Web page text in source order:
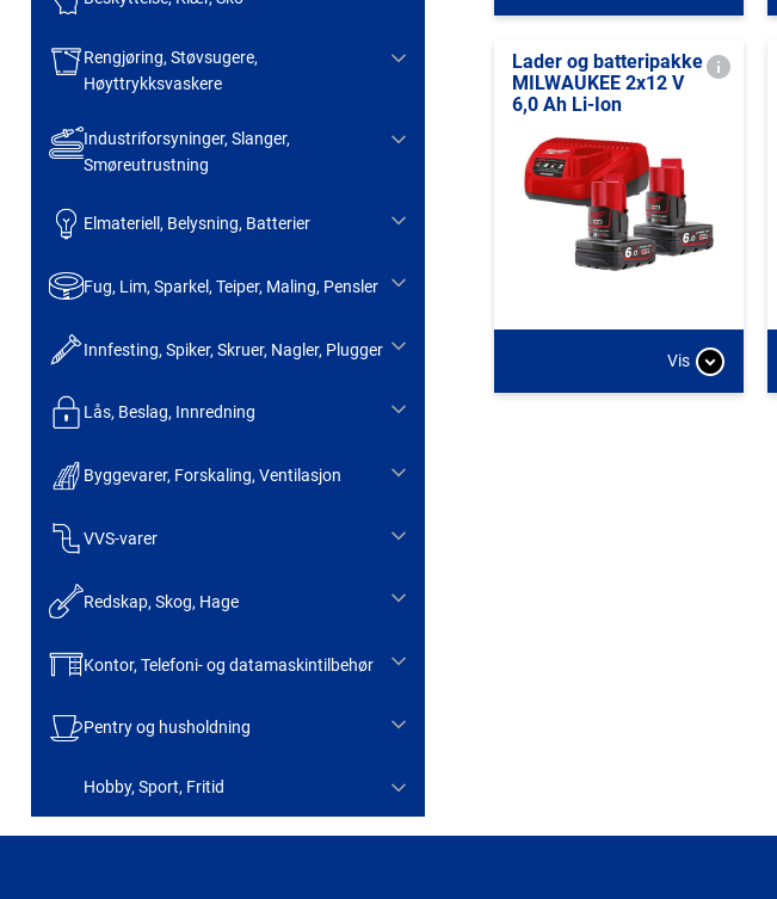
Rengjøring, Støvsugere,
Høyttrykksvaskere
Industriforsyninger, Slanger,
Smøreutrustning
Elmateriell, Belysning, Batterier
Fug, Lim, Sparkel, Teiper, Maling, Pensler
Innfesting, Spiker, Skruer, Nagler, Plugger
Lås, Beslag, Innredning
Byggevarer, Forskaling, Ventilasjon
VVS-varer
Redskap, Skog, Hage
Kontor, Telefoni- og datamaskintilbehør
Pentry og husholdning
Hobby, Sport, Fritid
Lader og batteripakke
MILWAUKEE 2x12 V
6,0 Ah Li-Ion
Vis